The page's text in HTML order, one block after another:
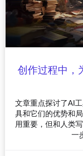
创作过程中，
文章重点探讨了AI
具和它们的优势和
用重要，但和人类
一